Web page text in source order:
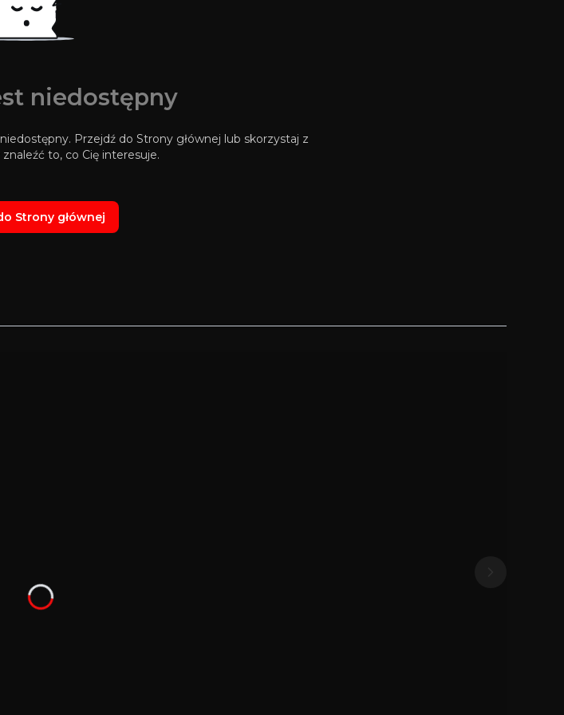
niedostępny
Przejdź do Strony głównej lub skorzystaj z
to, co Cię interesuje.
Strony głównej